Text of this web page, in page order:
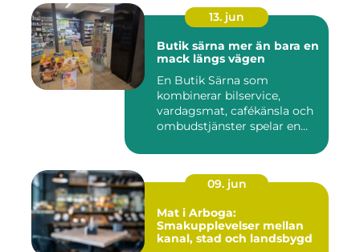
13. jun
Butik särna mer än bara en
mack längs vägen
En Butik Särna som
kombinerar bilservice,
vardagsmat, cafékänsla och
ombudstjänster spelar en
09. jun
Mat i Arboga:
Smakupplevelser mellan
kanal, stad och landsbygd